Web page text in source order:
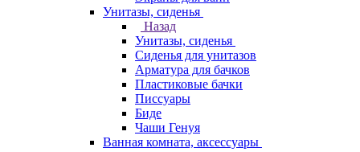
Унитазы, сиденья
Назад
Унитазы, сиденья
Сиденья для унитазов
Арматура для бачков
Пластиковые бачки
Писсуары
Биде
Чаши Генуя
Ванная комната, аксессуары